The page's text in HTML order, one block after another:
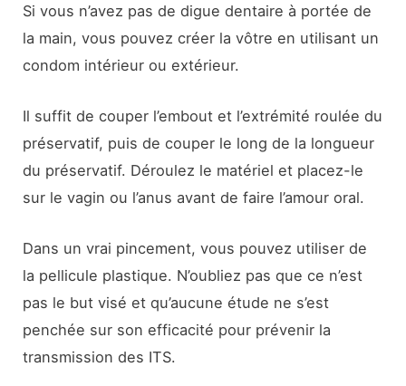
Si vous n’avez pas de digue dentaire à portée de
la main, vous pouvez créer la vôtre en utilisant un
condom intérieur ou extérieur.
Il suffit de couper l’embout et l’extrémité roulée du
préservatif, puis de couper le long de la longueur
du préservatif. Déroulez le matériel et placez-le
sur le vagin ou l’anus avant de faire l’amour oral.
Dans un vrai pincement, vous pouvez utiliser de
la pellicule plastique. N’oubliez pas que ce n’est
pas le but visé et qu’aucune étude ne s’est
penchée sur son efficacité pour prévenir la
transmission des ITS.